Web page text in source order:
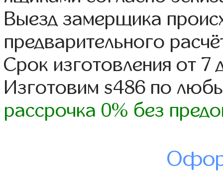
Выезд замерщика
предварительного
Срок изготовления от 7
Изготовим s486 по
рассрочка 0% без